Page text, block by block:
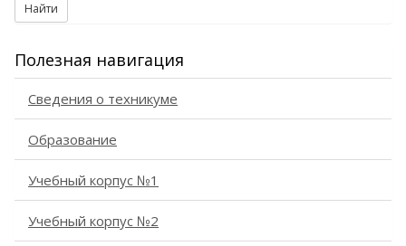
Найти
Полезная навигация
Сведения о техникуме
Образование
Учебный корпус №1
Учебный корпус №2